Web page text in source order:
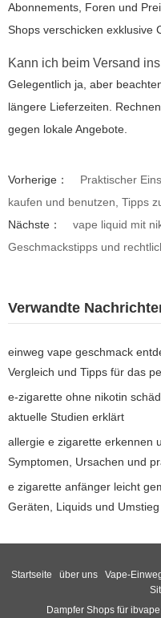
Abonnements, Foren und
Shops verschicken exklusive
Kann ich beim Versand
Gelegentlich ja, aber
längere Lieferzeiten.
gegen lokale Angebote.
Vorherige：
Praktischer
kaufen und benutzen, Tipps
Nächste：
vape liquid mit
Geschmackstipps und
Verwandte
einweg vape geschmack
Vergleich und Tipps für das
e-zigarette ohne nikotin
aktuelle Studien erklärt
allergie e zigarette erkennen
Symptomen, Ursachen und
e zigarette anfänger leicht
Geräten, Liquids und Umstieg
Startseite über uns Vape-
Dampfer Shops für